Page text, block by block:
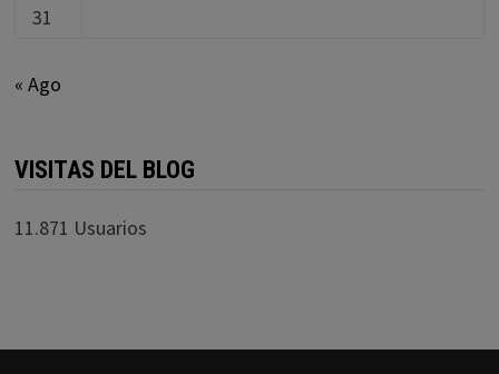
31
« Ago
VISITAS DEL BLOG
11.871 Usuarios